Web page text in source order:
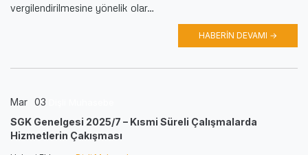
vergilendirilmesine yönelik olar…
HABERIN DEVAMI →
Mar 03
SGK Genelgesi 2025/7 – Kısmi Süreli Çalışmalarda
Hizmetlerin Çakışması